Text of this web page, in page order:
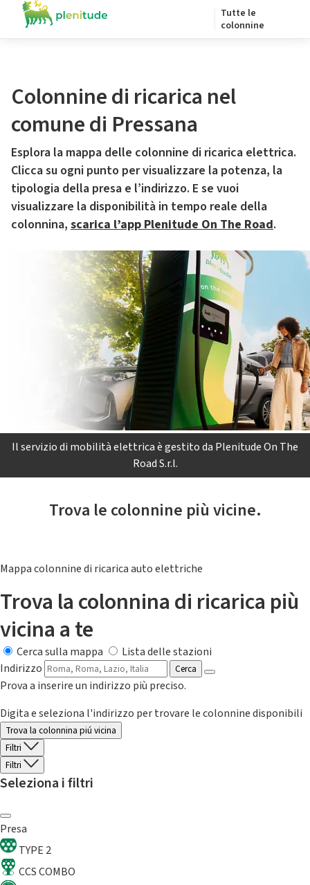
Tutte le
colonnine
Colonnine di ricarica nel
comune di Pressana
Esplora la mappa delle colonnine di ricarica elettrica.
Clicca su ogni punto per visualizzare la potenza, la
tipologia della presa e l’indirizzo. E se vuoi
visualizzare la disponibilità in tempo reale della
colonnina, scarica l’app Plenitude On The Road.
Il servizio di mobilità elettrica è gestito da Plenitude On The
Road S.r.l.
Trova le colonnine più vicine.
Mappa colonnine di ricarica auto elettriche
Trova la colonnina di ricarica più
vicina a te
Cerca sulla mappa
Lista delle stazioni
Indirizzo
Cerca
Prova a inserire un indirizzo più preciso.
Digita e seleziona l'indirizzo per trovare le colonnine disponibili
Trova la colonnina piú vicina
Filtri
Filtri
Seleziona i filtri
Presa
TYPE 2
CCS COMBO